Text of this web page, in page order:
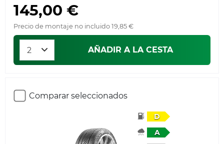
145,00 €
Precio de montaje no incluido 19,85 €
AÑADIR A LA CESTA
Comparar seleccionados
D
A